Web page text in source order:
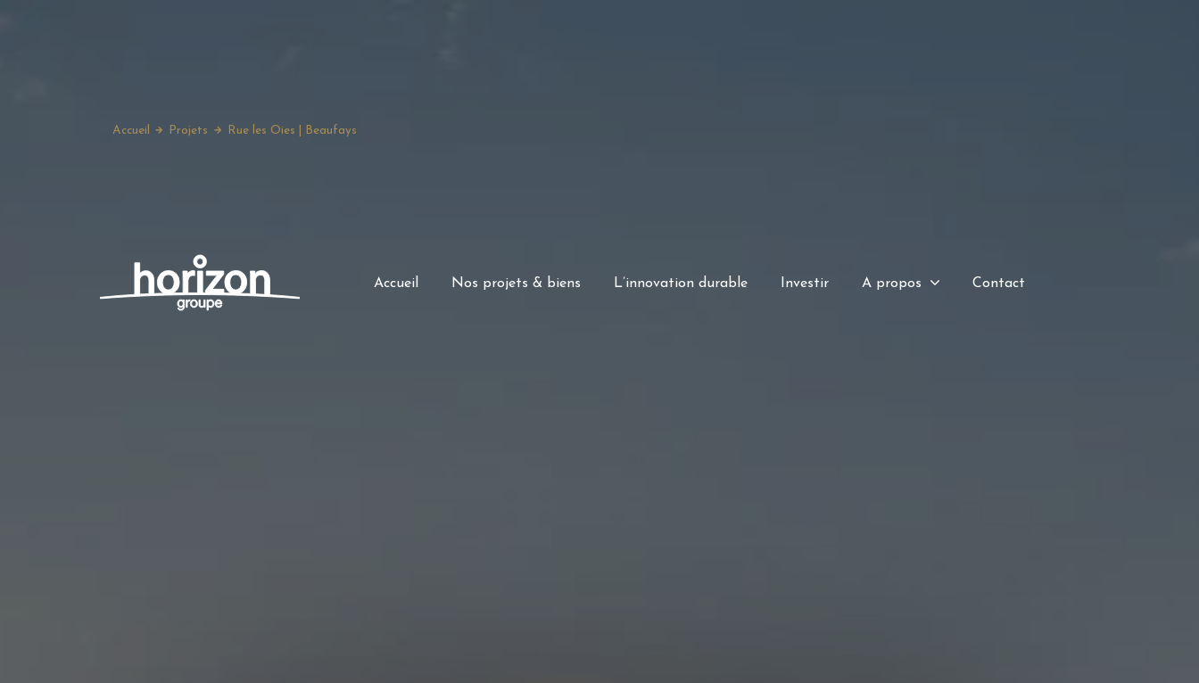
Accueil Nos projets & biens L’innovation durable Investir A propos Contact
Accueil Projets Rue les Oies | Beaufays